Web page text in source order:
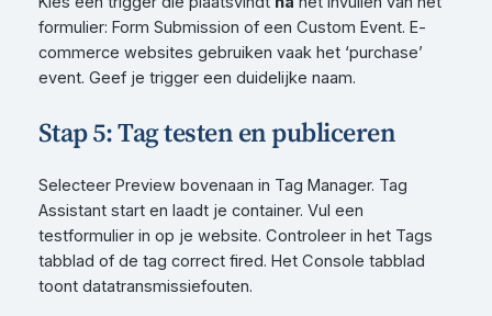
formulier: Form Submission of een Custom Event. E-
commerce websites gebruiken vaak het ‘purchase’
event. Geef je trigger een duidelijke naam.
Stap 5: Tag testen en publiceren
Selecteer Preview bovenaan in Tag Manager. Tag
Assistant start en laadt je container. Vul een
testformulier in op je website. Controleer in het Tags
tabblad of de tag correct fired. Het Console tabblad
toont datatransmissiefouten.